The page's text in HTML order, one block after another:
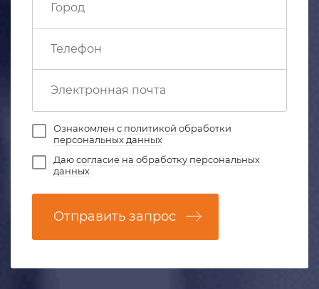
Ознакомлен с политикой обработки
персональных данных
Даюсогласие на обработку персональных
данных
Отправить запрос